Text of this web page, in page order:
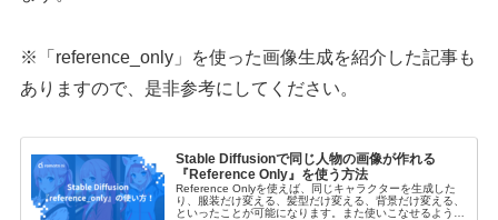
※「reference_only」を使った画像生成を紹介した記事も
ありますので、是非参考にしてください。
Stable Diffusionで同じ人物の画像が作れる
『Reference Only』を使う方法
Reference Onlyを使えば、同じキャラクターを生成した
り、服装だけ変える、髪型だけ変える、背景だけ変える、
といったことが可能になります。また使いこなせるように